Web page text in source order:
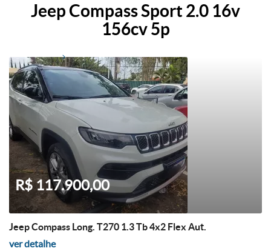
Jeep Compass Sport 2.0 16v
156cv 5p
R$ 117.900,00
Jeep Compass Long. T270 1.3 Tb 4x2 Flex Aut.
ver detalhe